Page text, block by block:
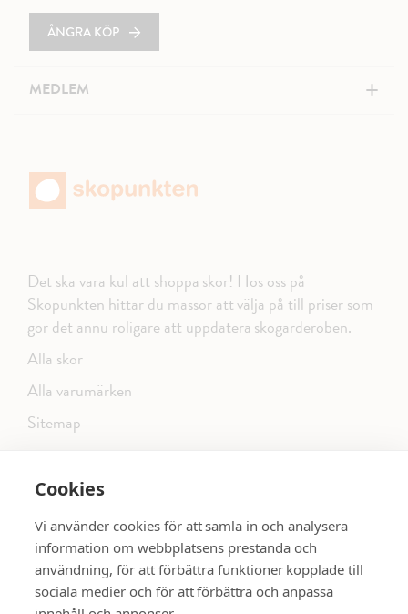
Cookies
Vi använder cookies för att samla in och analysera
information om webbplatsens prestanda och
användning, för att förbättra funktioner kopplade till
sociala medier och för att förbättra och anpassa
ÅNGRA KÖP
MEDLEM +
Det ska vara kul att shoppa skor! Hos oss på
Skopunkten hittar du massor att välja på till priser som
gör det ännu roligare att uppdatera skogarderoben.
Alla skor
Alla varumärken
Sitemap
FÖLJ OSS PÅ SOCIALA MEDIER
SE MER SKOR: dinsko.se